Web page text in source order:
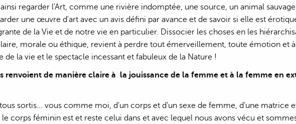
regarder l'Art, comme une rivière indomptée, une source, un animal
une œuvre d'art avec un avis défini par avance et de savoir si elle est
de la Vie et de notre vie en particulier. Dissocier les choses en les
morale ou éthique, revient à perdre tout émerveillement, toute émotion et
de la vie et le spectacle incessant et fabuleux de la Nature !
renvoient de manière claire à la jouissance de la femme et à la femme en
sortis... vous comme moi, d'un corps et d'un sexe de femme, d'une matrice
corps féminin est et reste celui dans et avec lequel nous avons vécu et